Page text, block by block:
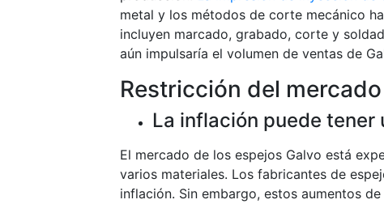
metal y los métodos de corte mecánico
incluyen marcado, grabado, corte y
aún impulsaría el volumen de ventas de
Restricción del
La inflación puede
El mercado de los espejos Galvo está
varios materiales. Los fabricantes de
inflación. Sin embargo, estos aumentos